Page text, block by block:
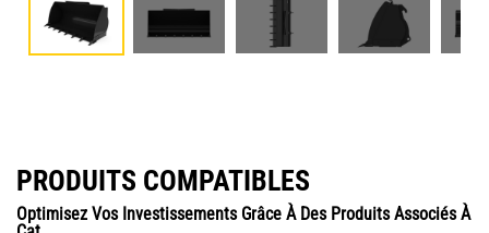
PRODUITS COMPATIBLES
Optimisez Vos Investissements Grâce À Des Produits Associés À